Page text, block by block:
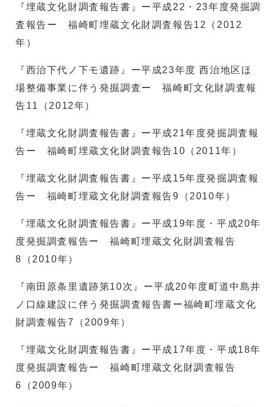
『埋蔵文化財調査報告書』ー平成22・23年度発掘調
査報告ー 福崎町埋蔵文化財調査報告12（2012
年）
『西治下代ノ下モ遺跡』ー平成23年度 西治地区ほ
場整備事業に伴う発掘調査ー 福崎町文化財調査報
告11（2012年）
『埋蔵文化財調査報告書』ー平成21年度発掘調査報
告ー 福崎町埋蔵文化財調査報告10（2011年）
『埋蔵文化財調査報告書』ー平成15年度発掘調査報
告ー 福崎町埋蔵文化財調査報告9（2010年）
『埋蔵文化財調査報告書』ー平成19年度・平成20年
度発掘調査報告ー 福崎町埋蔵文化財調査報告
8（2010年）
『南田原条里遺跡第10次』ー平成20年度町道中島井
ノ口線建設に伴う発掘調査報告書ー福崎町埋蔵文化
財調査報告7（2009年）
『埋蔵文化財調査報告書』ー平成17年度・平成18年
度発掘調査報告ー 福崎町埋蔵文化財調査報告
6（2009年）